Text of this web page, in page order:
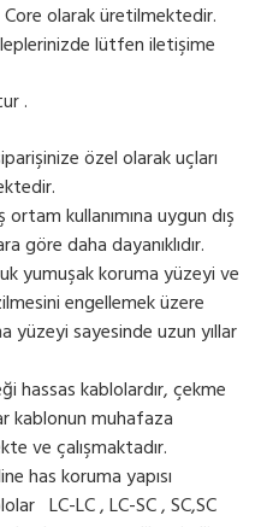
olarak üretilmektedir.
lütfen iletişime
.
özel olarak uçları
kullanımına uygun dış
daha dayanıklıdır.
yumuşak koruma yüzeyi ve
engellemek üzere
yüzeyi sayesinde uzun yıllar
hassas kablolardır, çekme
kablonun muhafaza
ve çalışmaktadır.
has koruma yapısı
LC-LC , LC-SC , SC,SC